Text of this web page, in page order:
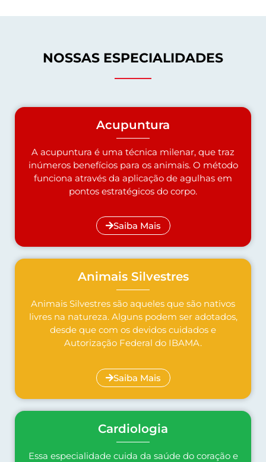
NOSSAS ESPECIALIDADES
Acupuntura
A acupuntura é uma técnica milenar, que traz
inúmeros benefícios para os animais. O método
funciona através da aplicação de agulhas em
pontos estratégicos do corpo.
Saiba Mais
Animais Silvestres
Animais Silvestres são aqueles que são nativos
livres na natureza. Alguns podem ser adotados,
desde que com os devidos cuidados e
Autorização Federal do IBAMA.
Saiba Mais
Cardiologia
Essa especialidade cuida da saúde do coração e